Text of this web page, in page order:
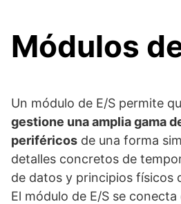
Módulos
Un módulo de E/S permite
gestione una amplia gama
periféricos de una forma
detalles concretos de
de datos y principios físicos
El módulo de E/S se